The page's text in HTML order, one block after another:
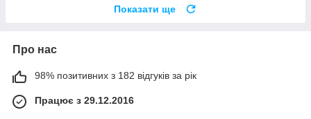
Показати ще
Про нас
98% позитивних з 182 відгуків за рік
Працює з 29.12.2016